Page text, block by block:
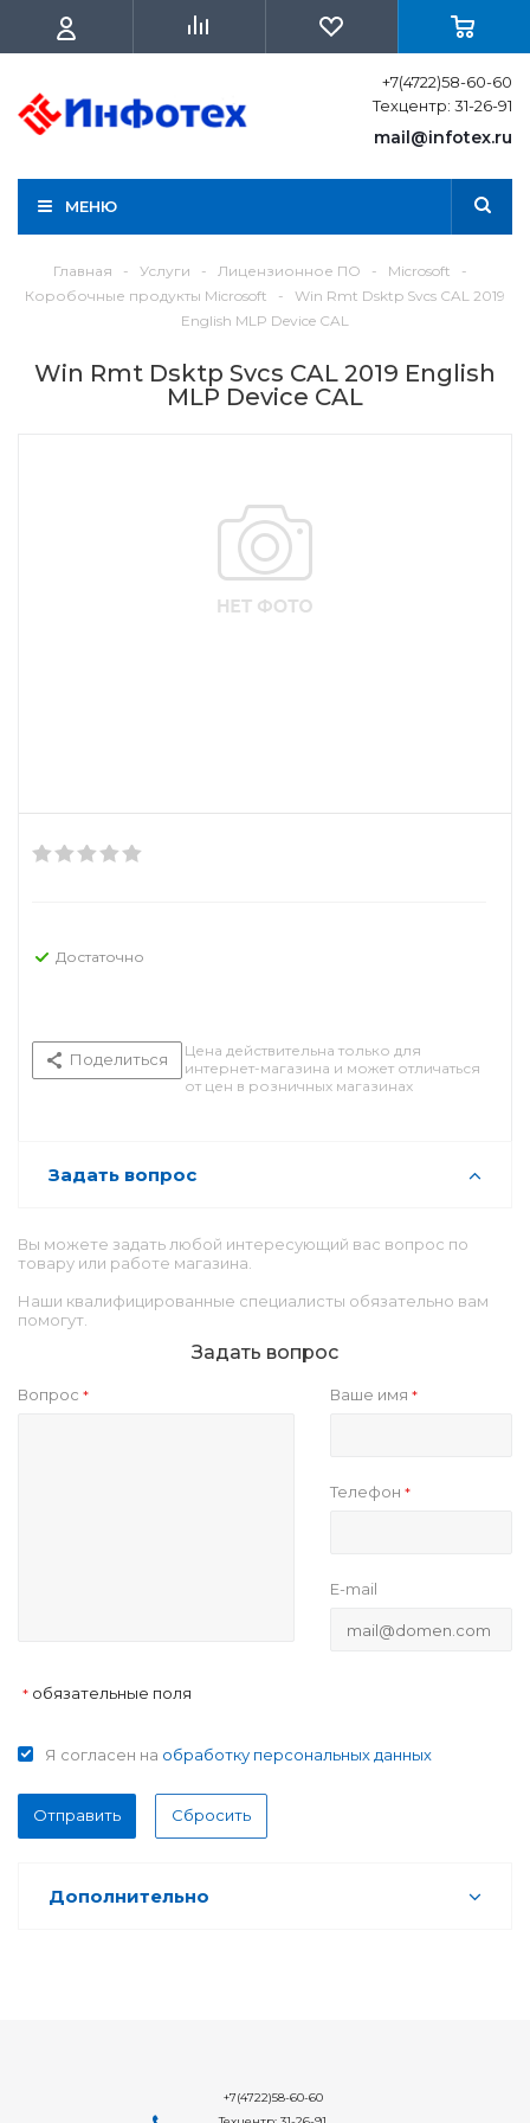
+7(4722)58-60-60
Техцентр: 31-26-91
mail@infotex.ru
МЕНЮ
Главная - Услуги - Лицензионное ПО - Microsoft
-
Коробочные продукты Microsoft
-
Win Rmt Dsktp Svcs CAL 2019
English MLP Device CAL
Win Rmt Dsktp Svcs CAL 2019 English
MLP Device CAL
Достаточно
Поделиться
Цена действительна только для
интернет-магазина и может отличаться
от цен в розничных магазинах
Задать вопрос
Вы можете задать любой интересующий вас вопрос по
товару или работе магазина.
Наши квалифицированные специалисты обязательно вам
помогут.
Задать вопрос
Вопрос * Ваше имя*
Телефон*
E-mail
* обязательные поля
Я согласен на обработку персональных данных
Отправить Сбросить
Дополнительно
+7(4722)58-60-60